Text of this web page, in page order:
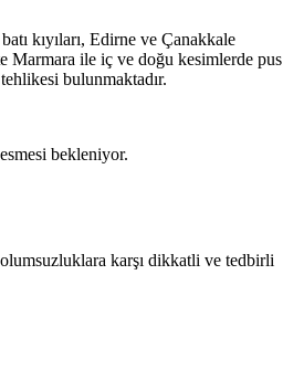
kıyıları, Edirne ve Çanakkale
Marmara ile iç ve doğu kesimlerde pus
bulunmaktadır.
bekleniyor.
karşı dikkatli ve tedbirli